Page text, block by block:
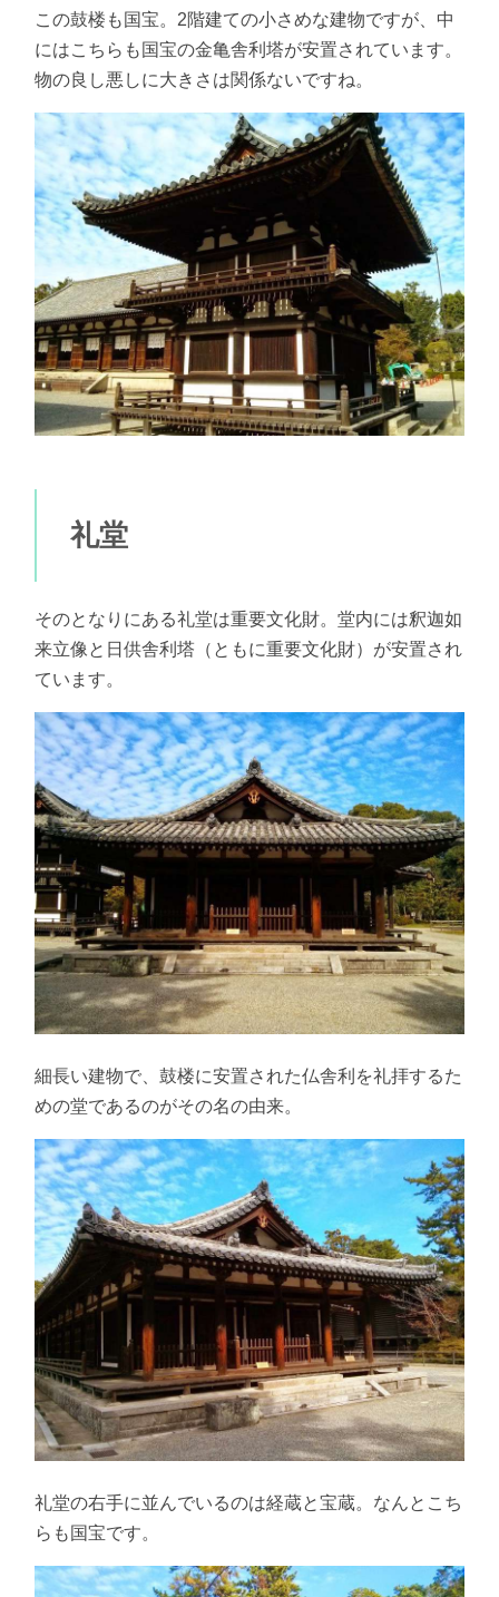
この鼓楼も国宝。2階建ての小さめな建物ですが、中
にはこちらも国宝の金亀舎利塔が安置されています。
物の良し悪しに大きさは関係ないですね。
礼堂
そのとなりにある礼堂は重要文化財。堂内には釈迦如
来立像と日供舎利塔（ともに重要文化財）が安置され
ています。
細長い建物で、鼓楼に安置された仏舎利を礼拝するた
めの堂であるのがその名の由来。
礼堂の右手に並んでいるのは経蔵と宝蔵。なんとこち
らも国宝です。